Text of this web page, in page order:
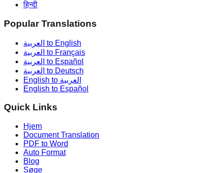
हिन्दी
Popular Translations
العربية to English
العربية to Français
العربية to Español
العربية to Deutsch
English to العربية
English to Español
Quick Links
Hjem
Document Translation
PDF to Word
Auto Format
Blog
Søge